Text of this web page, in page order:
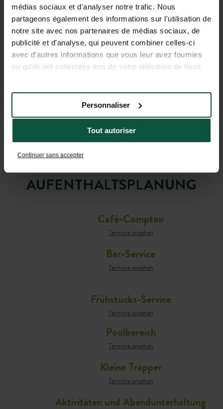
médias sociaux et d'analyser notre trafic. Nous
partageons également des informations sur l'utilisation de
notre site avec nos partenaires de médias sociaux, de
publicité et d'analyse, qui peuvent combiner celles-ci
avec d'autres informations que vous leur avez fournies
ou qu'ils ont collectées lors de votre utilisation de leurs
Tout autoriser
Personnaliser
Continuer sans accepterPRAKTISCHE
AUFENTHALTSPLANUNG
Café-Comptoir
Termine ansehen
Bar-Service
Termine ansehen
Frühstücks-Service
Termine ansehen
Poolbereich
Termine ansehen
Kleine Trapper
Termine ansehen
Aktivitäten und Abendunterhaltung